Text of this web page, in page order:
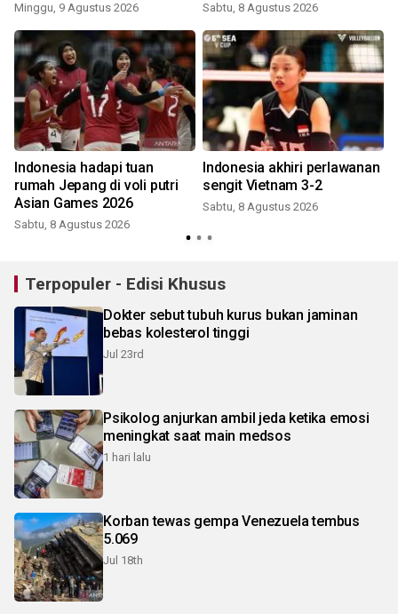
Minggu, 9 Agustus 2026 Sabtu, 8 Agustus 2026
Indonesia hadapi tuan
rumah Jepang di voli putri
Asian Games 2026
Sabtu, 8 Agustus 2026
Indonesia akhiri perlawanan
sengit Vietnam 3-2
Sabtu, 8 Agustus 2026
Terpopuler - Edisi Khusus
Dokter sebut tubuh kurus bukan jaminan
bebas kolesterol tinggi
Jul 23rd
Psikolog anjurkan ambil jeda ketika emosi
meningkat saat main medsos
1 hari lalu
Korban tewas gempa Venezuela tembus
5.069
Jul 18th